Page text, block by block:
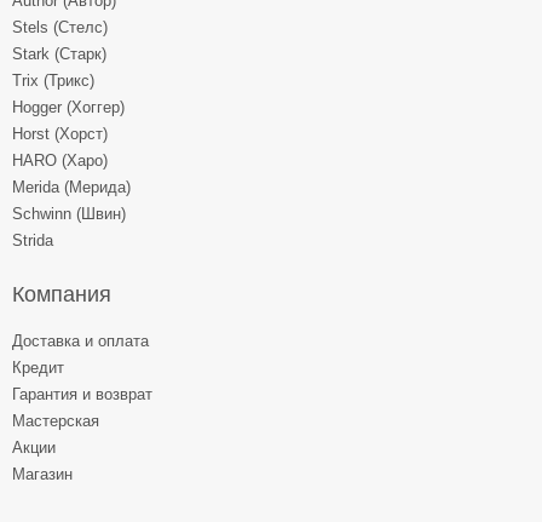
Stels (Стелс)
Stark (Старк)
Trix (Трикс)
Hogger (Хоггер)
Horst (Хорст)
HARO (Харо)
Merida (Мерида)
Schwinn (Швин)
Strida
Компания
Доставка и оплата
Кредит
Гарантия и возврат
Мастерская
Акции
Магазин